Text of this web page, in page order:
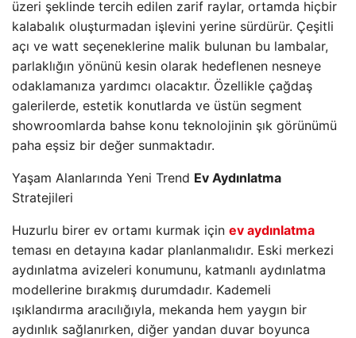
üzeri şeklinde tercih edilen zarif raylar, ortamda hiçbir
kalabalık oluşturmadan işlevini yerine sürdürür. Çeşitli
açı ve watt seçeneklerine malik bulunan bu lambalar,
parlaklığın yönünü kesin olarak hedeflenen nesneye
odaklamanıza yardımcı olacaktır. Özellikle çağdaş
galerilerde, estetik konutlarda ve üstün segment
showroomlarda bahse konu teknolojinin şık görünümü
paha eşsiz bir değer sunmaktadır.
Yaşam Alanlarında Yeni Trend Ev Aydınlatma
Stratejileri
Huzurlu birer ev ortamı kurmak için ev aydınlatma
teması en detayına kadar planlanmalıdır. Eski merkezi
aydınlatma avizeleri konumunu, katmanlı aydınlatma
modellerine bırakmış durumdadır. Kademeli
ışıklandırma aracılığıyla, mekanda hem yaygın bir
aydınlık sağlanırken, diğer yandan duvar boyunca